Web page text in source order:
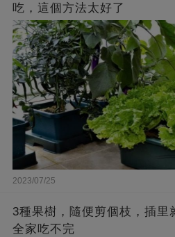
吃，這個方法太好了
2023/07/25
3種果樹，隨便剪個枝，插里
全家吃不完